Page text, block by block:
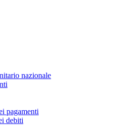
nazionale
pagamenti
debiti